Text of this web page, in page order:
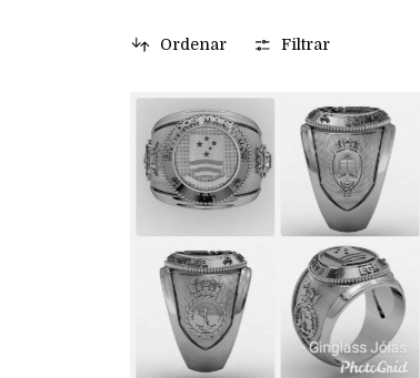
Ordenar Filtrar